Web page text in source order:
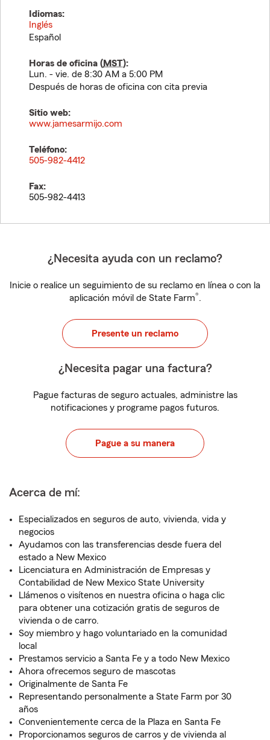
Idiomas:
Inglés
Español
Horas de oficina (MST):
Lun. - vie. de 8:30 AM a 5:00 PM
Después de horas de oficina con cita previa
Sitio web:
www.jamesarmijo.com
Teléfono:
505-982-4412
Fax:
505-982-4413
¿Necesita ayuda con un reclamo?
Inicie o realice un seguimiento de su reclamo en línea o con la
aplicación móvil de State Farm®.
Presente un reclamo
¿Necesita pagar una factura?
Pague facturas de seguro actuales, administre las
notificaciones y programe pagos futuros.
Pague a su manera
Acerca de mí:
Especializados en seguros de auto, vivienda, vida y
negocios
Ayudamos con las transferencias desde fuera del
estado a New Mexico
Licenciatura en Administración de Empresas y
Contabilidad de New Mexico State University
Llámenos o visítenos en nuestra oficina o haga clic
para obtener una cotización gratis de seguros de
vivienda o de carro.
Soy miembro y hago voluntariado en la comunidad
local
Prestamos servicio a Santa Fe y a todo New Mexico
Ahora ofrecemos seguro de mascotas
Originalmente de Santa Fe
Representando personalmente a State Farm por 30
años
Convenientemente cerca de la Plaza en Santa Fe
Proporcionamos seguros de carros y de vivienda al